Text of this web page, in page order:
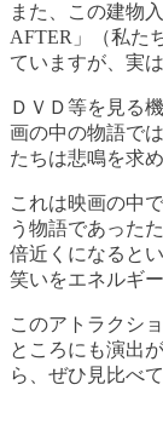
また、この建物
AFTER」（私た
ていますが、実
ＤＶＤ等を見る
画の中の物語で
たちは悲鳴を求
これは映画の中
う物語であった
倍近くになると
笑いをエネルギ
このアトラクシ
ところにも演出
ら、ぜひ見比べ